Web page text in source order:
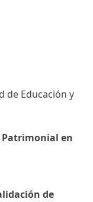
de Educación y
Patrimonial en
de